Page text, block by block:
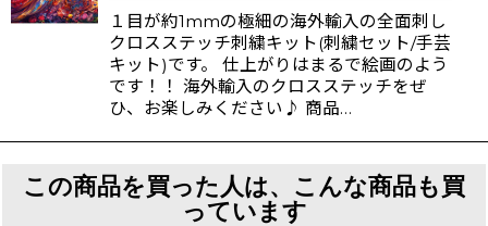
１目が約1mmの極細の海外輸入の全面刺し
クロスステッチ刺繍キット(刺繍セット/手芸
キット)です。 仕上がりはまるで絵画のよう
です！！ 海外輸入のクロスステッチをぜ
ひ、お楽しみください♪ 商品…
この商品を買った人は、こんな商品も買
っています